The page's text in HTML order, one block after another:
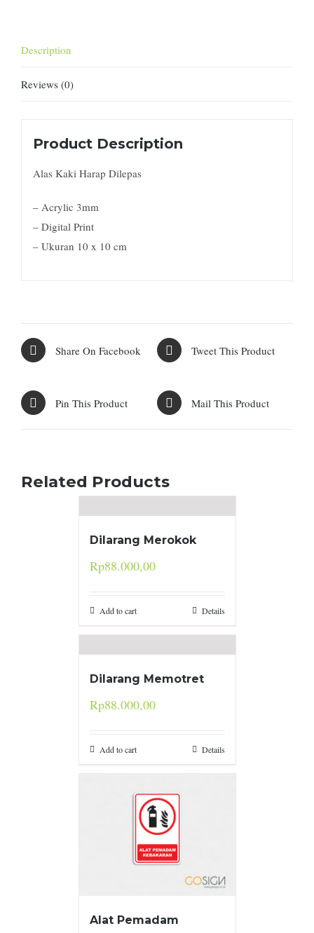
Description
Reviews (0)
Product Description
Alas Kaki Harap Dilepas
– Acrylic 3mm
– Digital Print
– Ukuran 10 x 10 cm
Share On Facebook Tweet This Product
Pin This Product Mail This Product
Related Products
Dilarang Merokok
Rp88.000,00
Add to cart Details
Dilarang Memotret
Rp88.000,00
Add to cart Details
Alat Pemadam